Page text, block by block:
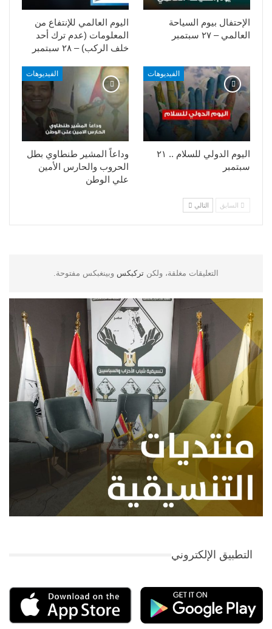
اليوم العالمي للإنتفاع من
المعلومات (عدم ترك أحد
خلف الركب) – ٢٨ سبتمبر
الإحتفال بيوم السياحة
العالمي – ٢٧ سبتمبر
الفيديوهات
وداعاً المشير طنطاوي بطل
الحروب والحارس الأمين
علي الوطن
الفيديوهات
اليوم الدولي للسلام .. ٢١
سبتمبر
السابق التالي
التعليقات مغلقة، ولكن تركبكس وبينغبكس مفتوحة.
التطبيق الإلكتروني